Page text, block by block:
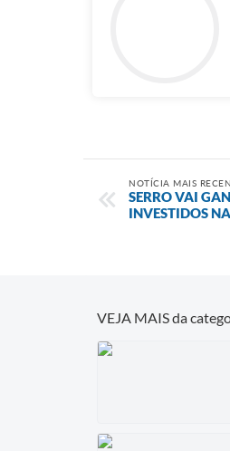
NOTÍCIA MAIS
SERRO VAI
INVESTIDOS
VEJA MAIS da